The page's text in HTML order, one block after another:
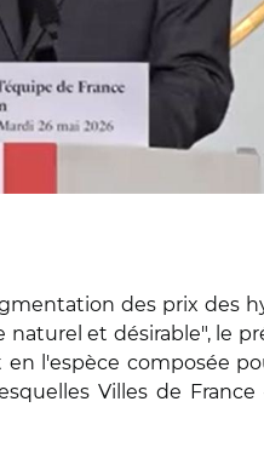
des prix des
et désirable", le
l'espèce composée
Villes de